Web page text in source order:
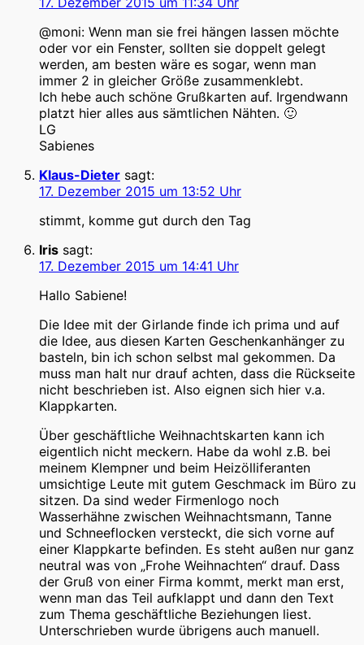
@moni: Wenn man sie frei hängen lassen möchte
oder vor ein Fenster, sollten sie doppelt gelegt
werden, am besten wäre es sogar, wenn man
immer 2 in gleicher Größe zusammenklebt.
Ich hebe auch schöne Grußkarten auf. Irgendwann
platzt hier alles aus sämtlichen Nähten. 🙂
LG
Sabienes
Klaus-Dieter sagt:
17. Dezember 2015 um 13:52 Uhr
stimmt, komme gut durch den Tag
Iris sagt:
17. Dezember 2015 um 14:41 Uhr
Hallo Sabiene!
Die Idee mit der Girlande finde ich prima und auf
die Idee, aus diesen Karten Geschenkanhänger zu
basteln, bin ich schon selbst mal gekommen. Da
muss man halt nur drauf achten, dass die Rückseite
nicht beschrieben ist. Also eignen sich hier v.a.
Klappkarten.
Über geschäftliche Weihnachtskarten kann ich
eigentlich nicht meckern. Habe da wohl z.B. bei
meinem Klempner und beim Heizölliferanten
umsichtige Leute mit gutem Geschmack im Büro zu
sitzen. Da sind weder Firmenlogo noch
Wasserhähne zwischen Weihnachtsmann, Tanne
und Schneeflocken versteckt, die sich vorne auf
einer Klappkarte befinden. Es steht außen nur ganz
neutral was von „Frohe Weihnachten“ drauf. Dass
der Gruß von einer Firma kommt, merkt man erst,
wenn man das Teil aufklappt und dann den Text
zum Thema geschäftliche Beziehungen liest.
Unterschrieben wurde übrigens auch manuell.